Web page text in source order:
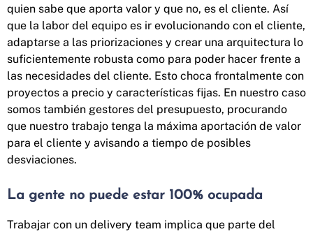
quien sabe que aporta valor y que no, es el cliente. Así
que la labor del equipo es ir evolucionando con el cliente,
adaptarse a las priorizaciones y crear una arquitectura lo
suficientemente robusta como para poder hacer frente a
las necesidades del cliente. Esto choca frontalmente con
proyectos a precio y características fijas. En nuestro caso
somos también gestores del presupuesto, procurando
que nuestro trabajo tenga la máxima aportación de valor
para el cliente y avisando a tiempo de posibles
desviaciones.
La gente no puede estar 100% ocupada
Trabajar con un delivery team implica que parte del